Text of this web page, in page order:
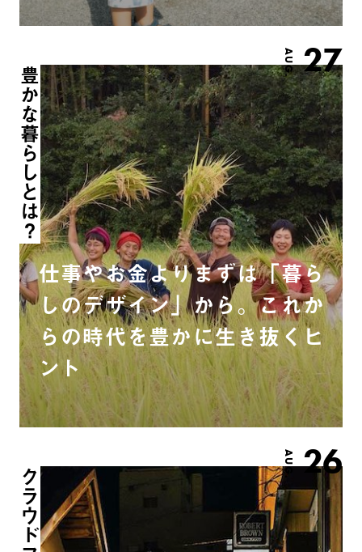
AUG. 27
豊かな暮らしとは？
仕事やお金よりまずは「暮ら
しのデザイン」から。これか
らの時代を豊かに生き抜くヒ
ント
AUG. 26